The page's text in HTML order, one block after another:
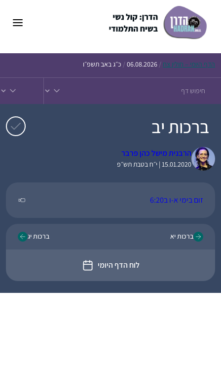
הדף היומי – חולין צח /
06.08.2026
/ כ״ג באב תשפ״ו
ברכות יב
הרבנית מישל כהן פרבר
15.01.2020 | י״ח בטבת תש״פ
זום בימי א-ו ב6:20
ברכות יא
לוח הדף היומי
ברכות יג